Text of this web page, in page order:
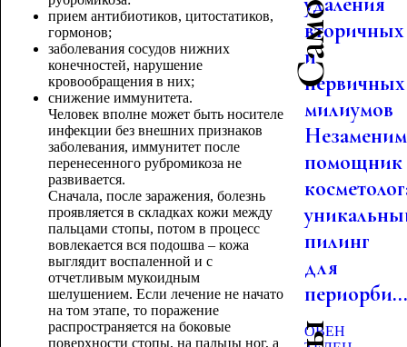
прием антибиотиков, цитостатиков,
гормонов;
заболевания сосудов нижних
конечностей, нарушение
кровообращения в них;
снижение иммунитета.
Человек вполне может быть носителе
инфекции без внешних признаков
заболевания, иммунитет после
перенесенного рубромикоза не
развивается.
Сначала, после заражения, болезнь
проявляется в складках кожи между
пальцами стопы, потом в процесс
вовлекается вся подошва – кожа
выглядит воспаленной и с
отчетливым мукоидным
шелушением. Если лечение не начато
на том этапе, то поражение
распространяется на боковые
поверхности стопы, на пальцы ног, а
вторичных
и
первичных
милиумов
помощник
пилинг
для
ОВЕН